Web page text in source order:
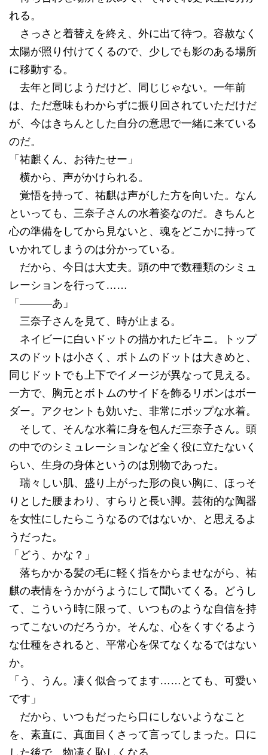
れる。
さっさと着替えを終え、外に出て待つ。容赦なく
太陽が照り付けてくるので、少しでも影のある場所
に移動する。
去年と同じようだけど、同じじゃない。一年前
は、ただ意味もわからずに振り回されていただけだ
が、今はきちんとした自分の意思で一緒に来ている
のだ。
「祐麒くん、お待たせー」
横から、声がかけられる。
覚悟を持って、祐麒は声がした方を向いた。なん
といっても、三奈子さんの水着姿なのだ。きちんと
心の準備をしてから見ないと、魂をどこかに持って
いかれてしまうのは分かっている。
だから、今日は大丈夫。頭の中で数種類のシミュ
レーションを行って……
「―――あ」
三奈子さんを見て、時が止まる。
ネイビーに白いドットの描かれたビキニ。トップ
スのドットは小さく、ボトムのドットは大きめと、
同じドットでも上下でイメージが異なって見える。
一方で、胸元とボトムのサイドを飾るリボンはボー
ダー。アクセントも効いた、非常にポップな水着。
そして、そんな水着に身を包んだ三奈子さん。頭
の中でのシミュレーションなど全く役に立たないく
らい、生身の身体というのは別物であった。
瑞々しい肌、盛り上がった形の良い胸に、ほっそ
りとした腰まわり、すらりと長い脚。芸術的な陶器
を女性にしたらこうなるのではないか、と思えるよ
うだった。
「どう、かな？」
落ちかかる髪の毛に軽く指をからませながら、祐
麒の表情をうかがうようにして聞いてくる。どうし
て、こういう時に限って、いつものような自信を持
ってこないのだろうか。そんな、心をくすぐるよう
な仕種をされると、平常心を保てなくなるではない
か。
「う、うん。凄く似合ってます……とても、可愛い
です」
だから、いつもだったら口にしないようなこと
を、素直に、真面目くさって言ってしまった。口に
した後で、物凄く恥しくなる。